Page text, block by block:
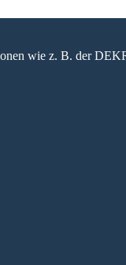
wie z. B. der